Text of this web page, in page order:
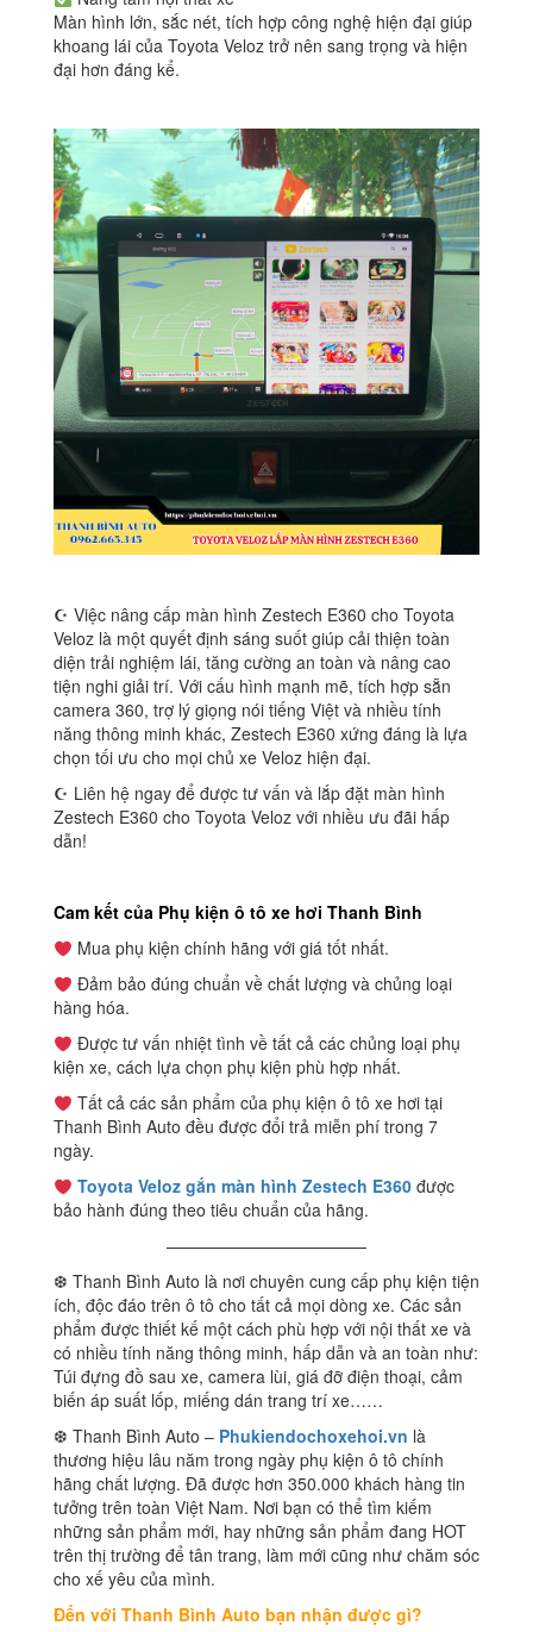
Màn hình lớn, sắc nét, tích hợp công nghệ hiện đại giúp
khoang lái của Toyota Veloz trở nên sang trọng và hiện
đại hơn đáng kể.
☪ Việc nâng cấp màn hình Zestech E360 cho Toyota
Veloz là một quyết định sáng suốt giúp cải thiện toàn
diện trải nghiệm lái, tăng cường an toàn và nâng cao
tiện nghi giải trí. Với cấu hình mạnh mẽ, tích hợp sẵn
camera 360, trợ lý giọng nói tiếng Việt và nhiều tính
năng thông minh khác, Zestech E360 xứng đáng là lựa
chọn tối ưu cho mọi chủ xe Veloz hiện đại.
☪ Liên hệ ngay để được tư vấn và lắp đặt màn hình
Zestech E360 cho Toyota Veloz với nhiều ưu đãi hấp
dẫn!
Cam kết của Phụ kiện ô tô xe hơi Thanh Bình
Mua phụ kiện chính hãng với giá tốt nhất.
Đảm bảo đúng chuẩn về chất lượng và chủng loại
hàng hóa.
Được tư vấn nhiệt tình về tất cả các chủng loại phụ
kiện xe, cách lựa chọn phụ kiện phù hợp nhất.
Tất cả các sản phẩm của phụ kiện ô tô xe hơi tại
Thanh Bình Auto đều được đổi trả miễn phí trong 7
ngày.
Toyota Veloz gắn màn hình Zestech E360được
bảo hành đúng theo tiêu chuẩn của hãng.
————————————
❆ Thanh Bình Auto là nơi chuyên cung cấp phụ kiện tiện
ích, độc đáo trên ô tô cho tất cả mọi dòng xe. Các sản
phẩm được thiết kế một cách phù hợp với nội thất xe và
có nhiều tính năng thông minh, hấp dẫn và an toàn như:
Túi đựng đồ sau xe, camera lùi, giá đỡ điện thoại, cảm
biến áp suất lốp, miếng dán trang trí xe……
❆ Thanh Bình Auto – Phukiendochoxehoi.vn là
thương hiệu lâu năm trong ngày phụ kiện ô tô chính
hãng chất lượng. Đã được hơn 350.000 khách hàng tin
tưởng trên toàn Việt Nam. Nơi bạn có thể tìm kiếm
những sản phẩm mới, hay những sản phẩm đang HOT
trên thị trường để tân trang, làm mới cũng như chăm sóc
cho xế yêu của mình.
Đến với Thanh Bình Auto bạn nhận được gì?